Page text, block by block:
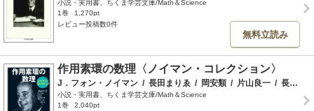
小説・実用書、ちくま学芸文庫/Math＆Science
1巻
1,270pt
レビュー投稿数0件
無料立読み
作用素環の数理〈ノイマン・コレクション〉
J．フォン・ノイマン / 長田まりゑ / 岡安類 / 片山良一 / 長田尚
小説・実用書、ちくま学芸文庫/Math＆Science
1巻
2,040pt